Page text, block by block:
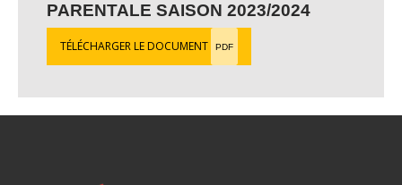
PARENTALE SAISON 2023/2024
TÉLÉCHARGER LE DOCUMENT PDF